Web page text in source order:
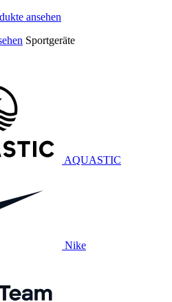
Sportgeräte
AQUASTIC
Nike